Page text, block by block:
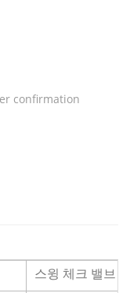
confirmation
스윙 체크 밸브